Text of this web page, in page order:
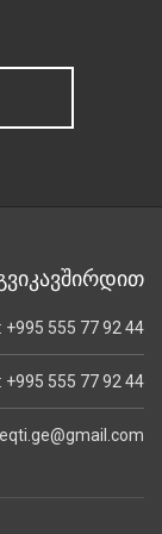
+995 555 77 92 44
+995 555 77 92 44